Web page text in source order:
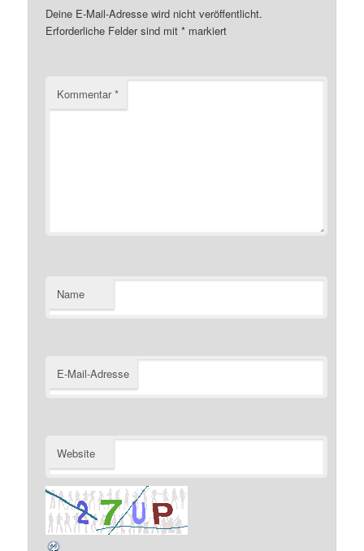
Deine E-Mail-Adresse wird nicht veröffentlicht.
Erforderliche Felder sind mit* markiert
Kommentar*
Name
E-Mail-Adresse
Website